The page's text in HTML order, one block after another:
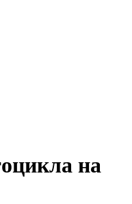
на